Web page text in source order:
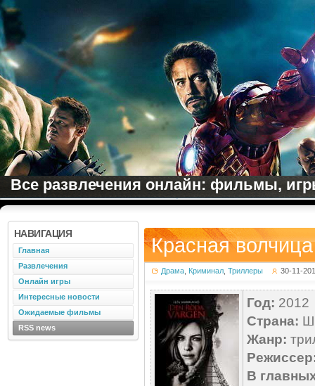
Все развлечения онлайн: фильмы,
Красная
Драма Криминал Триллеры 30-11-
Год: 2012
Страна:
Жанр:
В
НАВИГАЦИЯ
Главная
Развлечения
Онлайн игры
Интересные новости
Ожидаемые фильмы
RSS news